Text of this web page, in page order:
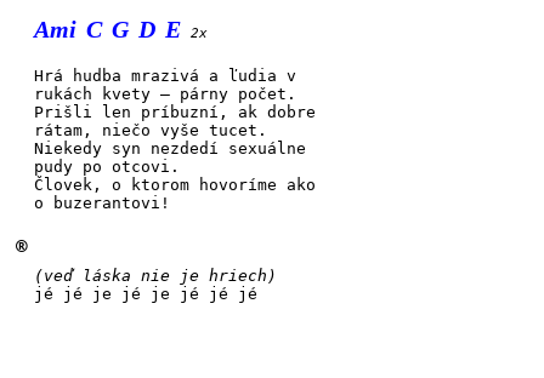
Ami C G D E 2x
Hrá hudba mrazivá a ľudia v
rukách kvety – párny počet.
Prišli len príbuzní, ak dobre
rátam, niečo vyše tucet.
Niekedy syn nezdedí sexuálne
pudy po otcovi.
Človek, o ktorom hovo ríme ako
o buzerantovi!
®
(veď láska nie je hriech)
jé jé je jé je jé jé jé